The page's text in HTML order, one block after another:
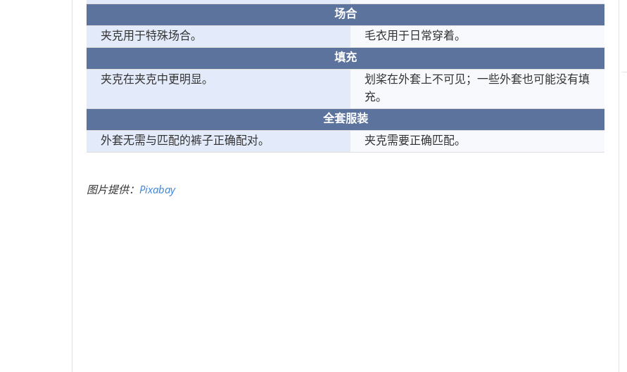
场合
夹克用于特殊场合。
毛衣用于日常穿着。
填充
夹克在夹克中更明显。
划桨在外套上不可见；一些外套也可能没有填
充。
全套服装
外套无需与匹配的裤子正确配对。
夹克需要正确匹配。
图片提供： Pixabay